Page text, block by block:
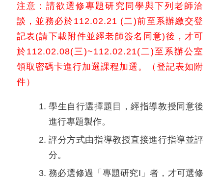
注意：請欲選修專題研究同學與下列老師洽
談，並務必於112.02.21 (二)前至系辦繳交登
記表(請下載附件並經老師簽名同意)後，才可
於112.02.08(三)~112.02.21(二)至系辦公室
領取密碼卡進行加選課程加選。（登記表如附
件）
學生自行選擇題目，經指導教授同意後
進行專題製作。
評分方式由指導教授直接進行指導並評
分。
務必選修過「專題研究I」者，才可選修